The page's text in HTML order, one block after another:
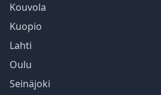
Kouvola
Kuopio
Lahti
Oulu
Seinäjoki